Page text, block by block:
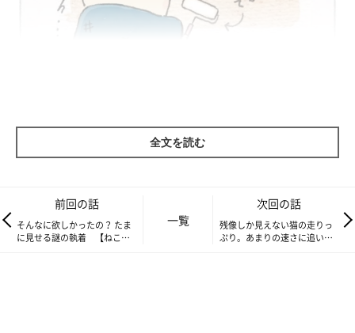
全文を読む
前回の話
そんなに欲しかったの？ たま
に見せる謎の執着 【ねこ連
一覧
次回の話
残像しか見えない猫の走りっ
ぷり。あまりの速さに追いか